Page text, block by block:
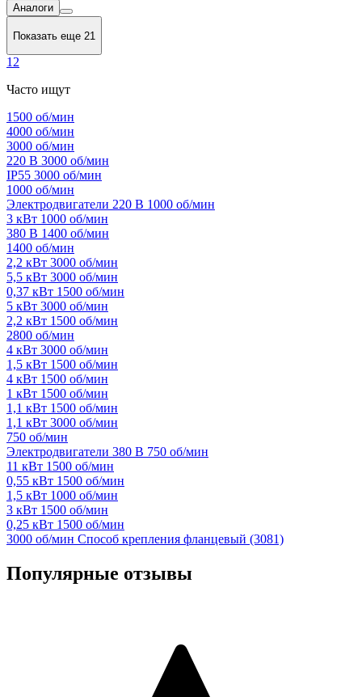
Аналоги
Показать еще 21
1 2
Часто ищут
1500 об/мин
4000 об/мин
3000 об/мин
220 В 3000 об/мин
IP55 3000 об/мин
1000 об/мин
Электродвигатели 220 В 1000 об/мин
3 кВт 1000 об/мин
380 В 1400 об/мин
1400 об/мин
2,2 кВт 3000 об/мин
5,5 кВт 3000 об/мин
0,37 кВт 1500 об/мин
5 кВт 3000 об/мин
2,2 кВт 1500 об/мин
2800 об/мин
4 кВт 3000 об/мин
1,5 кВт 1500 об/мин
4 кВт 1500 об/мин
1 кВт 1500 об/мин
1,1 кВт 1500 об/мин
1,1 кВт 3000 об/мин
750 об/мин
Электродвигатели 380 В 750 об/мин
11 кВт 1500 об/мин
0,55 кВт 1500 об/мин
1,5 кВт 1000 об/мин
3 кВт 1500 об/мин
0,25 кВт 1500 об/мин
3000 об/мин Способ крепления фланцевый (3081)
Популярные отзывы